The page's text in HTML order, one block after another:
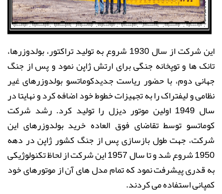
این شرکت از سال 1930 شروع به تولید تراکتور، بولدوزرها،
تانک ها و توپخانه جنگی برای ارتش ژاپن نمود و پس از جنگ
جهانی دوم، با حضور ریاست جدیدکوماتسو بولدوزرهای غیر
نظامی و لیفتراک را به تجهیزات خطوط خود اضافه کرد و نهایتا در
سال 1949 اولین موتور دیزل را تولید کرد. رشد شرکت
کوماتسو توسط تقاضای فوق العاده خرید بولدوزرهای این
شرکت، جهت طول بازسازی پس از جنگ کشور ژاپن در دهه
1950 شروع شد و تا سال 1957 این شرکت از لحاظ تکنولوژیکی
به قدری پیشرفت نمود که تمام مدل های آن از موتورهای خود
کمپانی استفاده می کردند.